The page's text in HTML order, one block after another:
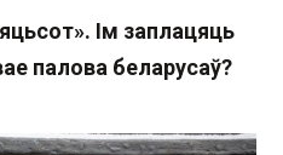
Ім заплацяць
палова беларусаў?